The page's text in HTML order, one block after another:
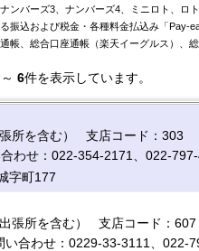
ンバーズ3、ナンバーズ4、ミニロト、ロ
振込および税金・各種料金払込み「Pay-
帳、総合口座通帳（楽天イーグルス）、
6件を表示しています。
所を含む） 支店コード：303
わせ：022-354-2171、022-
字町177
張所を含む） 支店コード：607
合わせ：0229-33-3111、022-